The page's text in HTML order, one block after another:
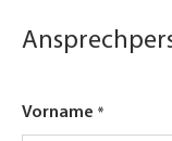
Vorname